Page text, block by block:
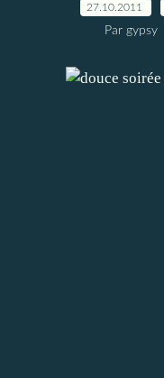
27.10.2011
Par gypsy